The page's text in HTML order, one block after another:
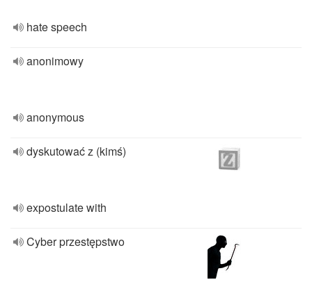
hate speech
anonimowy
anonymous
dyskutować z (kimś)
expostulate with
Cyber przestępstwo